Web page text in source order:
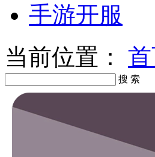
手游开服
当前位置：
搜 索